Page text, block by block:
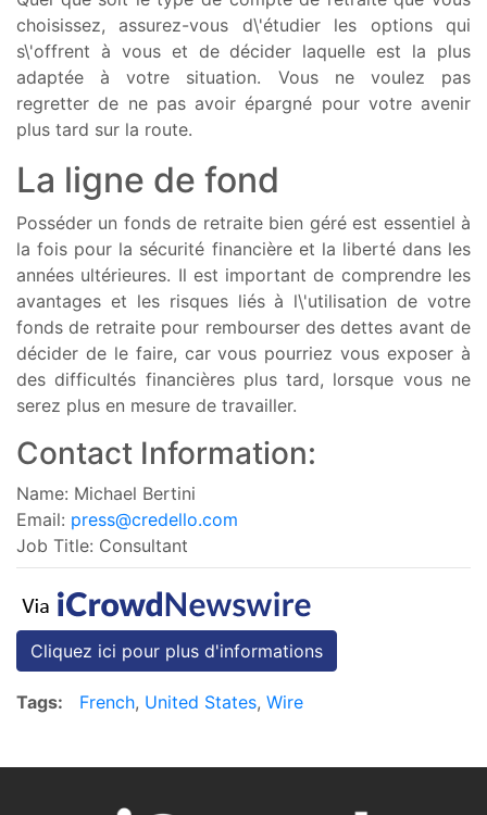
choisissez, assurez-vous d\'étudier les options qui
s\'offrent à vous et de décider laquelle est la plus
adaptée à votre situation. Vous ne voulez pas
regretter de ne pas avoir épargné pour votre avenir
plus tard sur la route.
La ligne de fond
Posséder un fonds de retraite bien géré est essentiel à
la fois pour la sécurité financière et la liberté dans les
années ultérieures. Il est important de comprendre les
avantages et les risques liés à l\'utilisation de votre
fonds de retraite pour rembourser des dettes avant de
décider de le faire, car vous pourriez vous exposer à
des difficultés financières plus tard, lorsque vous ne
serez plus en mesure de travailler.
Contact Information:
Name: Michael Bertini
Email: press@credello.com
Job Title: Consultant
Cliquez ici pour plus d'informations
Tags: French, United States, Wire